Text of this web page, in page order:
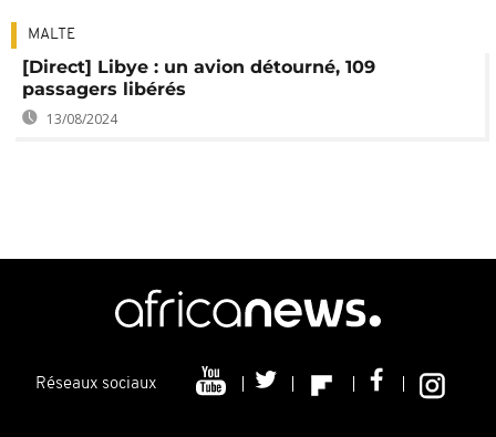
MALTE
[Direct] Libye : un avion détourné, 109
passagers libérés
13/08/2024
Réseaux sociaux